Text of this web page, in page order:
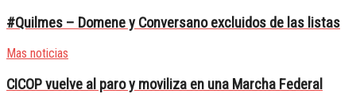
#Quilmes – Domene y Conversano excluidos de las listas
Mas noticias
CICOP vuelve al paro y moviliza en una Marcha Federal